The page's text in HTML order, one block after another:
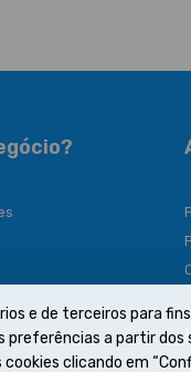
e de terceiros para
preferências a partir dos
clicando em